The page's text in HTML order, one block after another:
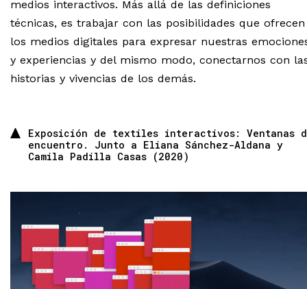
medios interactivos. Más allá de las definiciones
técnicas, es trabajar con las posibilidades que ofrecen
los medios digitales para expresar nuestras
y experiencias y del mismo modo, conectarnos con
historias y vivencias de los demás.
Exposición de textiles interactivos: Ventanas
encuentro. Junto a Eliana Sánchez-Aldana y
Camila Padilla Casas (2020)